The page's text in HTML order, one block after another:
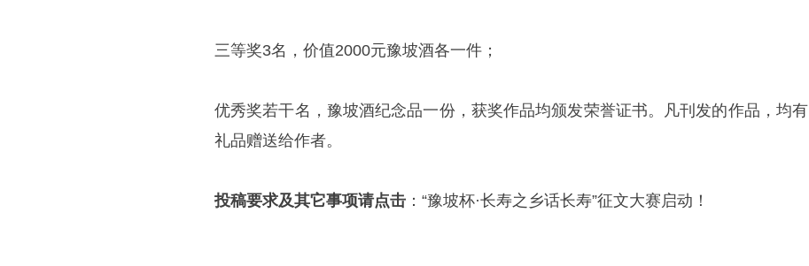
三等奖3名，价值2000元豫坡酒各一件；
优秀奖若干名，豫坡酒纪念品一份，获奖作品均颁发荣誉证书。凡刊发的作品，均有
礼品赠送给作者。
投稿要求及其它事项请点击 ：“豫坡杯·长寿之乡话长寿”征文大赛启动！